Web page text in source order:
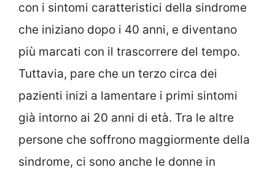
con i sintomi caratteristici della sindrome
che iniziano dopo i 40 anni, e diventano
più marcati con il trascorrere del tempo.
Tuttavia, pare che un terzo circa dei
pazienti inizi a lamentare i primi sintomi
già intorno ai 20 anni di età. Tra le altre
persone che soffrono maggiormente della
sindrome, ci sono anche le donne in